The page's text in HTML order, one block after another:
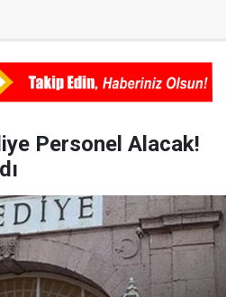
Personel Alacak!